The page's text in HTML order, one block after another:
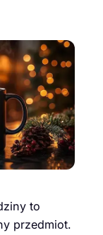
to
przedmiot.